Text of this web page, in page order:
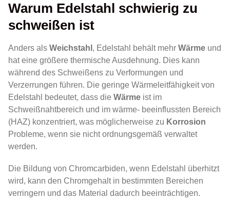
Warum Edelstahl schwierig zu
schweißen ist
Anders als Weichstahl , Edelstahl behält mehr Wärme und
hat eine größere thermische Ausdehnung. Dies kann
während des Schweißens zu Verformungen und
Verzerrungen führen. Die geringe Wärmeleitfähigkeit von
Edelstahl bedeutet, dass die Wärme ist im
Schweißnahtbereich und im wärme- beeinflussten Bereich
(HAZ) konzentriert, was möglicherweise zu Korrosion
Probleme, wenn sie nicht ordnungsgemäß verwaltet
werden.
Die Bildung von Chromcarbiden, wenn Edelstahl überhitzt
wird, kann den Chromgehalt in bestimmten Bereichen
verringern und das Material dadurch beeinträchtigen.